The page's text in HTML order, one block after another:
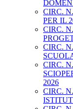
CIRC.
PER IL
CIRC.
CIRC.
CIRC.
2026
CIRC.